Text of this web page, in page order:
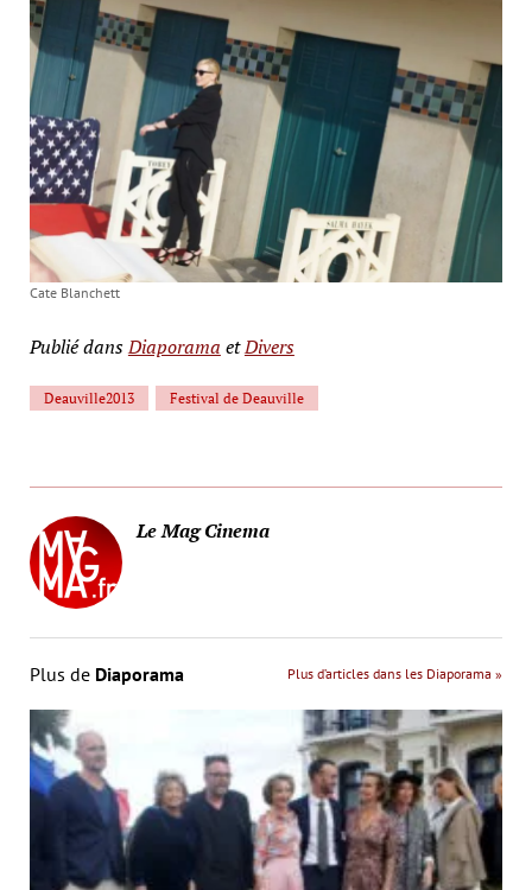
Cate Blanchett
Publié dansDiaporama etDivers
Deauville2013 Festival de Deauville
Le Mag Cinema
Plus de Diaporama Plus d’articles dans les Diaporama »